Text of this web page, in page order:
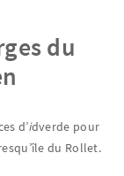
du
d’idverde pour
du Rollet.